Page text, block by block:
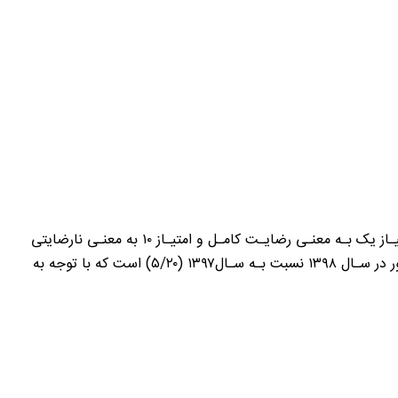
طبـق نتایـج طـرح ارزیابـی عملکـرد دسـتگاههای اجرایـی کشور مرتبـط بـا محیـط کسـب وکار در سـال ۱۳۹۸، شـاخص ملـی عـدد ۴/۴۷ (امتیـاز یک بـه معنـی رضایـت کامـل و امتیـاز ۱۰ به معنـی نارضایتی
مطلق اسـت) به دســت آمــده اســت کــه نشــان دهنده بهبــود در رضایــت فعــالان اقتصــادی از عملکــرد دســتگاه های اجرایـی کشـور در سـال ۱۳۹۸ نسبت بـه سـال۱۳۹۷ (۵/۲۰) است که با توجه به